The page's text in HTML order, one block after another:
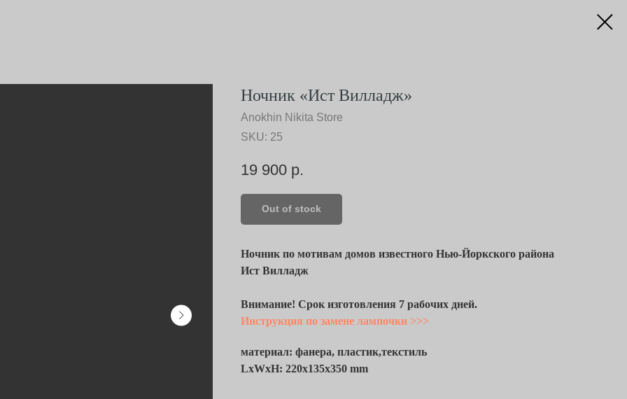
Ночник «Ист Вилладж»
Anokhin Nikita Store
SKU: 25
19 900 р.
Out of stock
Ночник по мотивам домов известного Нью-Йоркского района
Ист Вилладж
Внимание! Срок изготовления 7 рабочих дней.
Инструкция по замене лампочки >>>
материал: фанера, пластик,текстиль
LxWxH: 220x135x350 mm